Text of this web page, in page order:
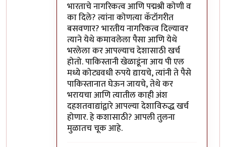
भारताचे नागरिकत्व आणि पद्मश्री कोणी व
का दिले? त्यांना कोणत्या कॅटॉगरीत
बसवणार? भारतीय नागरिकत्व दिल्यावर
त्याने येथे कमावलेला पैसा आणि येथे
भरलेला कर आपल्याच देशासाठी खर्च
होतो. पाकिस्तानी खेळाडूंना आय पी एल
मध्ये कोट्यवधी रुपये द्यायचे, त्यांनी ते पैसे
पाकिस्तानात घेऊन जायचे, तेथे कर
भरायचा आणि त्यातील काही अंश
दहशतवाद्यांद्वारे आपल्या देशाविरुद्ध खर्च
होणार. हे कशासाठी? आपली तुलना
मुळातच चूक आहे.